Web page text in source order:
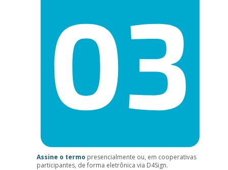
Assine o termo presencialmente ou, em cooperativas
participantes, de forma eletrônica via D4Sign.